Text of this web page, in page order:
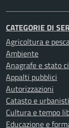
CATEGORIE DI
Agricoltura e
Ambiente
Anagrafe e stato
Appalti pubblici
Autorizzazioni
Catasto e
Cultura e tempo
Educazione e